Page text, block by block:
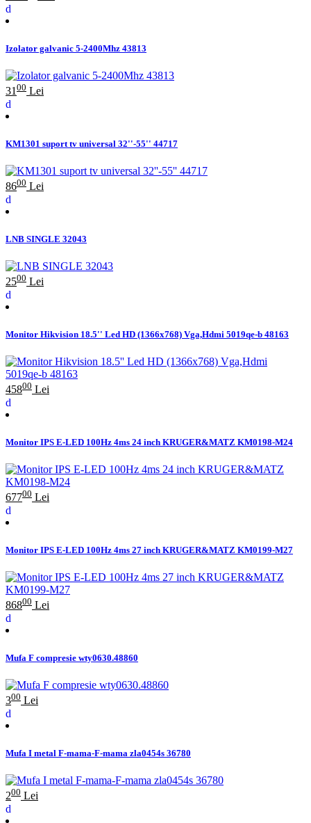
Izolator galvanic 5-2400Mhz 43813
31 00 Lei
KM1301 suport tv universal 32''-55'' 44717
8600 Lei
LNB SINGLE 32043
2500 Lei
Monitor Hikvision 18.5'' Led HD (1366x768) Vga,Hdmi 5019qe-b 48163
45800 Lei
Monitor IPS E-LED 100Hz 4ms 24 inch KRUGER&MATZ KM0198-M24
67700 Lei
Monitor IPS E-LED 100Hz 4ms 27 inch KRUGER&MATZ KM0199-M27
86800 Lei
Mufa F compresie wty0630.48860
300 Lei
Mufa I metal F-mama-F-mama zla0454s 36780
200 Lei